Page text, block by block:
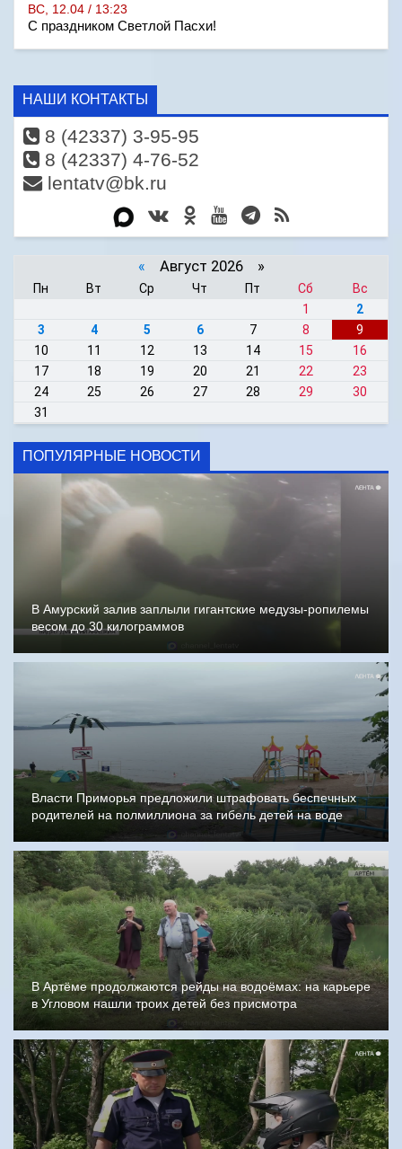
ВС, 12.04 / 13:23
С праздником Светлой Пасхи!
НАШИ КОНТАКТЫ
8 (42337) 3-95-95
8 (42337) 4-76-52
lentatv@bk.ru
« Август 2026 »
Пн Вт Ср Чт Пт Сб
Вс
1
2
3
4 5 6 7 8
9
10
11 12 13 14 15
16
17
18 19 20 21 22
23
24
25 26 27 28 29
30
31
ПОПУЛЯРНЫЕ НОВОСТИ
В Амурский залив заплыли гигантские медузы-ропилемы
весом до 30 килограммов
Власти Приморья предложили штрафовать беспечных
родителей на полмиллиона за гибель детей на воде
В Артёме продолжаются рейды на водоёмах: на карьере
в Угловом нашли троих детей без присмотра